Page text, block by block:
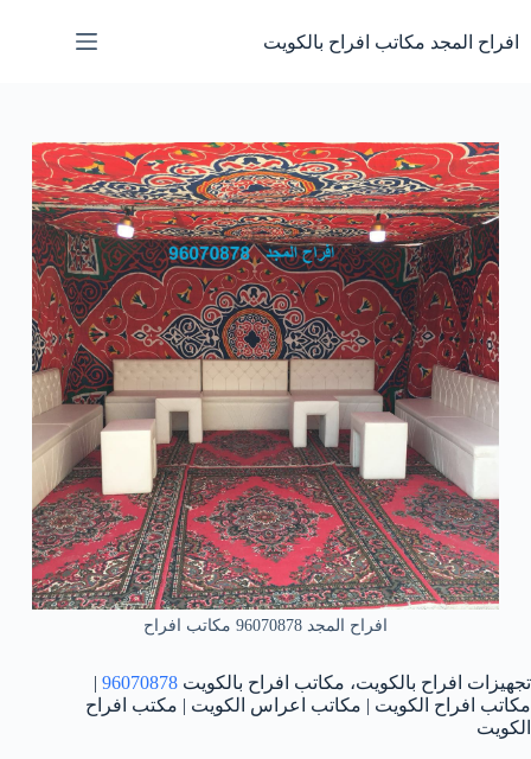
إلى
المحتوى
افراح المجد مكاتب افراح بالكويت
افراح المجد 96070878 مكاتب افراح
تجهيزات افراح بالكويت، مكاتب افراح بالكويت 96070878
|
مكاتب افراح الكويت | مكاتب اعراس الكويت | مكتب افراح
الكويت